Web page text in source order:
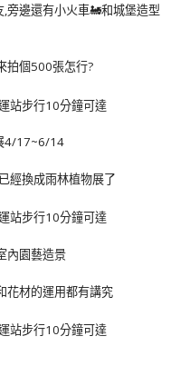
旁邊還有小火車🚂和城堡造型
拍個500張怎行?
4/17~6/14
經換成雨林植物展了
內園藝造景
花材的運用都有講究